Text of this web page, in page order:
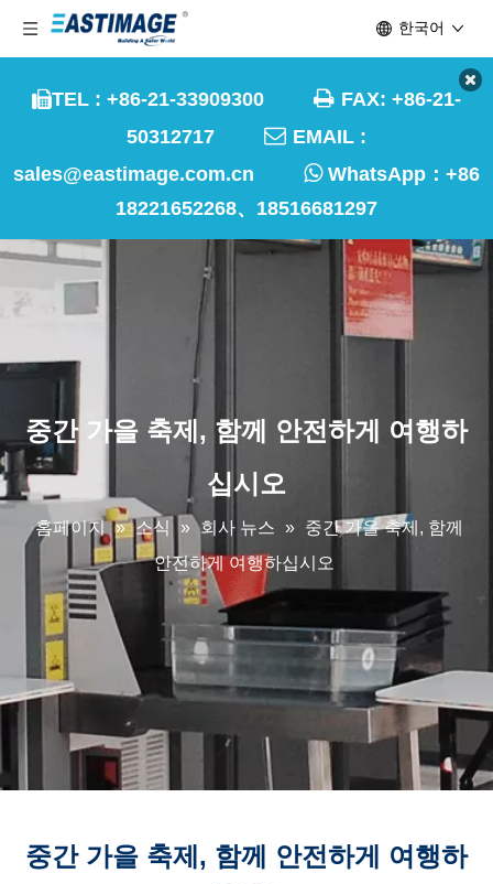
TEL : +86-21-33909300  FAX: +86-21-
50312717  EMAIL :
sales@eastimage.com.cn
WhatsApp： +86
18221652268、18516681297
한국어
중간 가을 축제, 함께 안전하게 여행하
십시오
홈페이지 » 소식 » 회사 뉴스 » 중간 가을 축제, 함께
안전하게 여행하십시오
중간 가을 축제, 함께 안전하게 여행하